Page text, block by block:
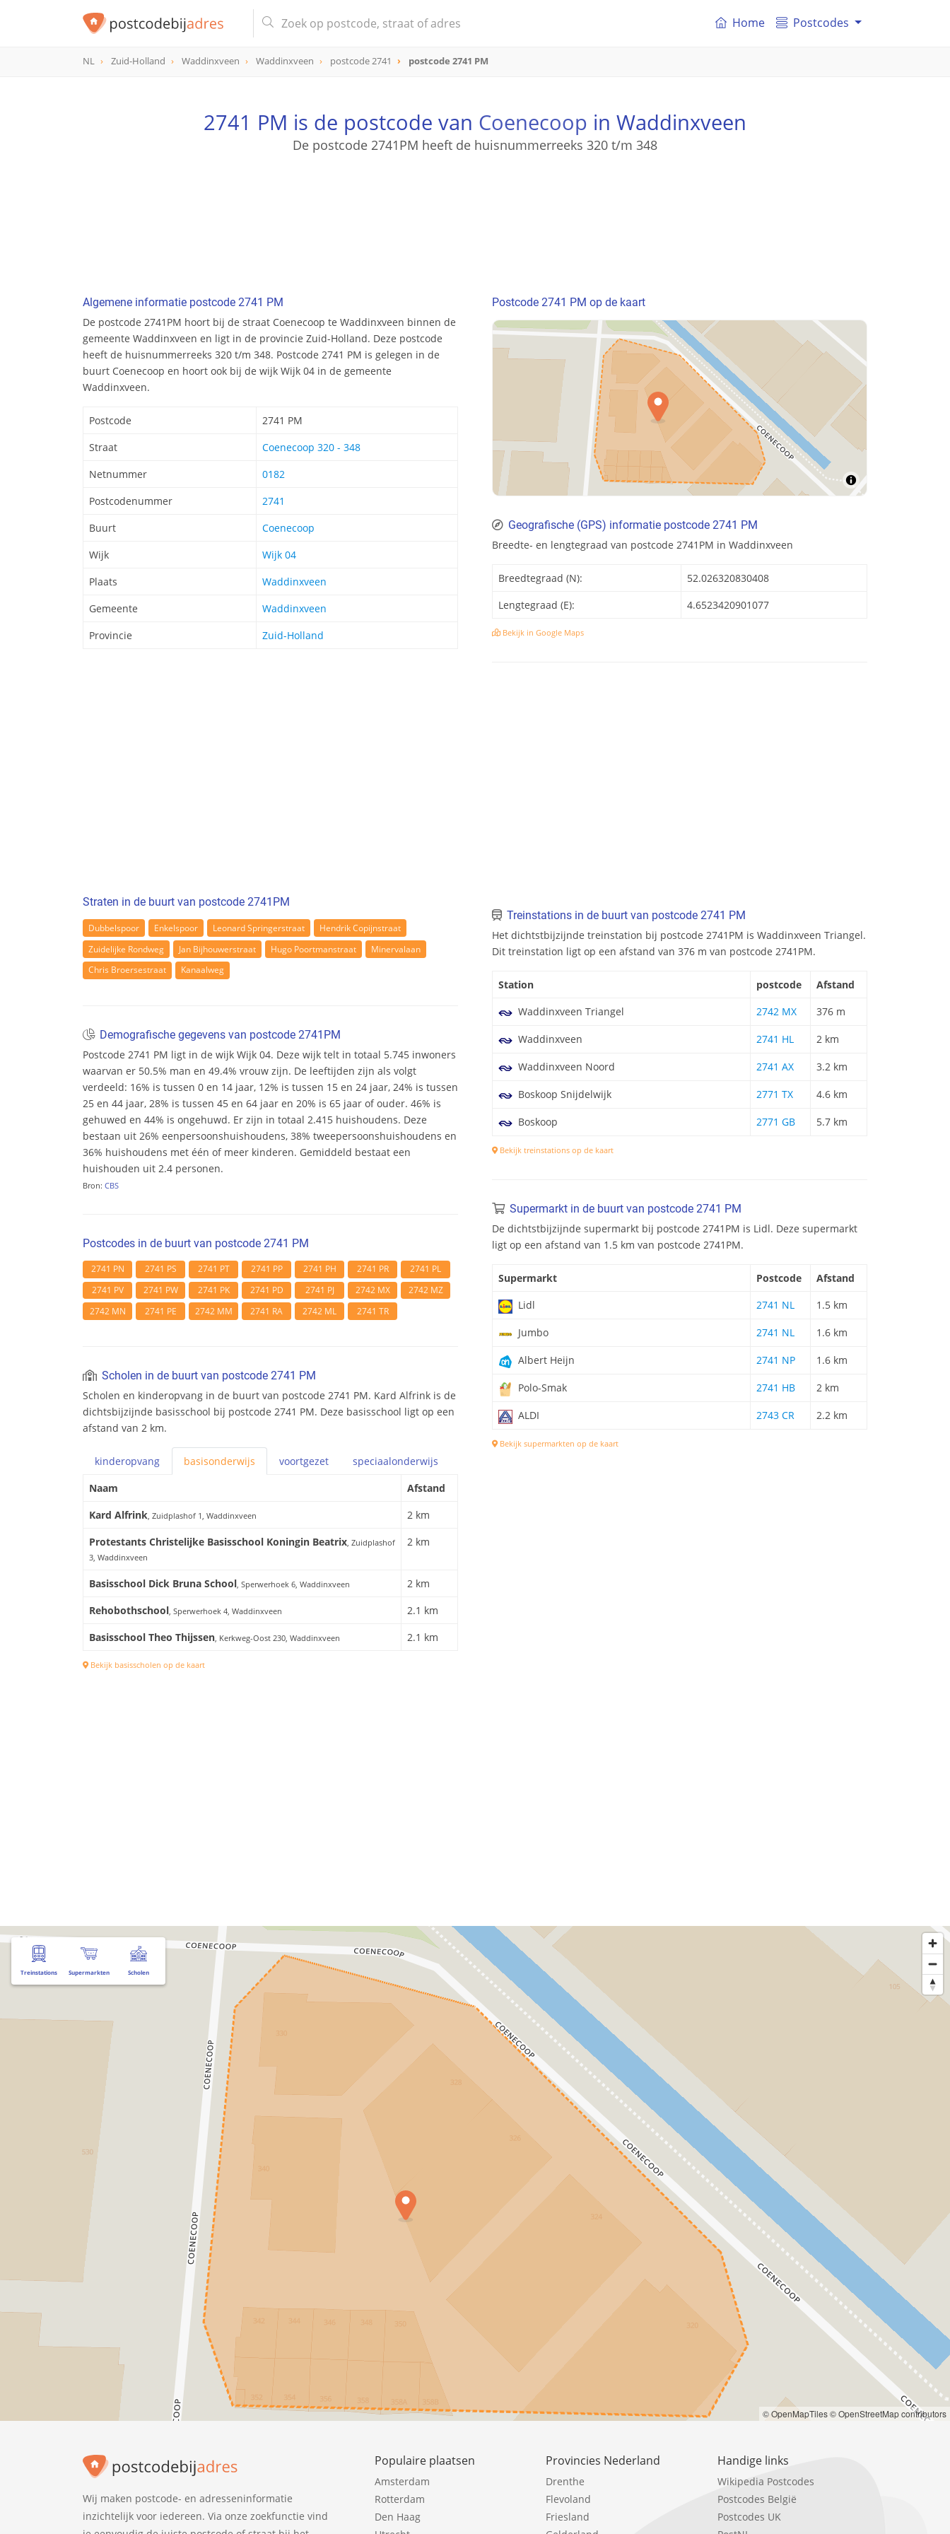
Home Postcodes
NL Zuid-Holland Waddinxveen Waddinxveen postcode 2741 postcode 2741 PM
2741 PM is de postcode van Coenecoop in Waddinxveen
De postcode 2741PM heeft de huisnummerreeks 320 t/m 348
Algemene informatie postcode 2741 PM
De postcode 2741PM hoort bij de straat Coenecoop te Waddinxveen binnen de
gemeente Waddinxveen en ligt in de provincie Zuid-Holland. Deze postcode
heeft de huisnummerreeks 320 t/m 348. Postcode 2741 PM is gelegen in de
buurt Coenecoop en hoort ook bij de wijk Wijk 04 in de gemeente
Waddinxveen.
Postcode
2741 PM
Straat
Coenecoop 320 - 348
Netnummer
0182
Postcodenummer
2741
Buurt
Coenecoop
Wijk
Wijk 04
Plaats
Waddinxveen
Gemeente
Waddinxveen
Provincie
Zuid-Holland
Straten in de buurt van postcode 2741PM
Dubbelspoor Enkelspoor Leonard Springerstraat
Hendrik Copijnstraat
Zuidelijke Rondweg
Jan Bijhouwerstraat Hugo Poortmanstraat
Minervalaan
Chris Broersestraat
Kanaalweg
Demografische gegevens van postcode 2741PM
Postcode 2741 PM ligt in de wijk Wijk 04. Deze wijk telt in totaal 5.745 inwoners
waarvan er 50.5% man en 49.4% vrouw zijn. De leeftijden zijn als volgt
verdeeld: 16% is tussen 0 en 14 jaar, 12% is tussen 15 en 24 jaar, 24% is tussen
25 en 44 jaar, 28% is tussen 45 en 64 jaar en 20% is 65 jaar of ouder. 46% is
gehuwed en 44% is ongehuwd. Er zijn in totaal 2.415 huishoudens. Deze
bestaan uit 26% eenpersoonshuishoudens, 38% tweepersoonshuishoudens en
36% huishoudens met één of meer kinderen. Gemiddeld bestaat een
huishouden uit 2.4 personen.
Bron: CBS
Postcodes in de buurt van postcode 2741 PM
2741 PN 2741 PS 2741 PT 2741 PP 2741 PH 2741 PR
2741 PL
2741 PV
2741 PW 2741 PK 2741 PD 2741 PJ 2742 MX
2742 MZ
2742 MN
2741 PE 2742 MM 2741 RA 2742 ML 2741 TR
Scholen in de buurt van postcode 2741 PM
Scholen en kinderopvang in de buurt van postcode 2741 PM. Kard Alfrink is de
dichtsbijzijnde basisschool bij postcode 2741 PM. Deze basisschool ligt op een
afstand van 2 km.
kinderopvang basisonderwijs voortgezet speciaalonderwijs
Naam
Afstand
Kard Alfrink, Zuidplashof 1, Waddinxveen
2 km
Protestants Christelijke Basisschool Koningin Beatrix, Zuidplashof
3, Waddinxveen
2 km
Basisschool Dick Bruna School, Sperwerhoek 6, Waddinxveen
2 km
Rehobothschool, Sperwerhoek 4, Waddinxveen
2.1 km
Basisschool Theo Thijssen, Kerkweg-Oost 230, Waddinxveen 2.1 km
Bekijk basisscholen op de kaart
Postcode 2741 PM op de kaart
Geografische (GPS) informatie postcode 2741 PM
Breedte- en lengtegraad van postcode 2741PM in Waddinxveen
Breedtegraad (N):
52.026320830408
Lengtegraad (E):
4.6523420901077
Bekijk in Google Maps
Treinstations in de buurt van postcode 2741 PM
Het dichtstbijzijnde treinstation bij postcode 2741PM is Waddinxveen Triangel.
Dit treinstation ligt op een afstand van 376 m van postcode 2741PM.
Station postcode
Afstand
Waddinxveen Triangel
2742 MX 376 m
Waddinxveen 2741 HL 2 km
Waddinxveen Noord 2741 AX 3.2 km
Boskoop Snijdelwijk 2771 TX 4.6 km
Boskoop 2771 GB 5.7 km
Bekijk treinstations op de kaart
Supermarkt in de buurt van postcode 2741 PM
De dichtstbijzijnde supermarkt bij postcode 2741PM is Lidl. Deze supermarkt
ligt op een afstand van 1.5 km van postcode 2741PM.
Supermarkt Postcode
Afstand
Lidl
2741 NL 1.5 km
Jumbo 2741 NL 1.6 km
Albert Heijn 2741 NP 1.6 km
Polo-Smak 2741 HB 2 km
ALDI 2743 CR 2.2 km
Bekijk supermarkten op de kaart
Treinstations Supermarkten Scholen
© OpenMapTiles© OpenStreetMap contributors
Wij maken postcode- en adresseninformatie
inzichtelijk voor iedereen. Via onze zoekfunctie vind
Populaire plaatsen
Amsterdam
Rotterdam
Den Haag
Provincies Nederland
Drenthe
Flevoland
Friesland
Handige links
Wikipedia Postcodes
Postcodes België
Postcodes UK